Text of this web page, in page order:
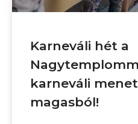
Karneváli hét a
karneváli
magasból!